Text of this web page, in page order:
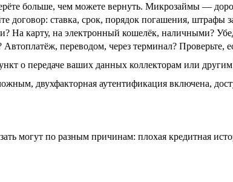
больше, чем можете вернуть. Микрозаймы —
договор: ставка, срок, порядок погашения, штрафы
На карту, на электронный кошелёк, наличными?
Автоплатёж, переводом, через терминал? Проверьте,
о передаче ваших данных коллекторам или
двухфакторная аутентификация включена,
могут по разным причинам: плохая кредитная